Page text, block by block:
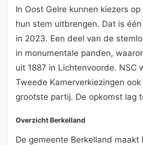
In Oost Gelre kunnen kiezers
hun stem uitbrengen. Dat is
in 2023. Een deel van de
in monumentale panden,
uit 1887 in Lichtenvoorde. NSC
Tweede Kamerverkiezingen
grootste partij. De opkomst lag
Overzicht Berkelland
De gemeente Berkelland maakt